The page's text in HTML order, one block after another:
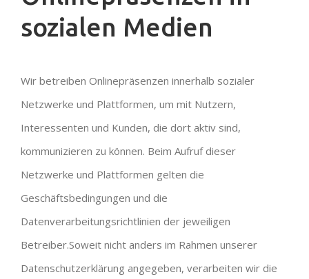
sozialen Medien
Wir betreiben Onlinepräsenzen innerhalb sozialer
Netzwerke und Plattformen, um mit Nutzern,
Interessenten und Kunden, die dort aktiv sind,
kommunizieren zu können. Beim Aufruf dieser
Netzwerke und Plattformen gelten die
Geschäftsbedingungen und die
Datenverarbeitungsrichtlinien der jeweiligen
Betreiber.Soweit nicht anders im Rahmen unserer
Datenschutzerklärung angegeben, verarbeiten wir die